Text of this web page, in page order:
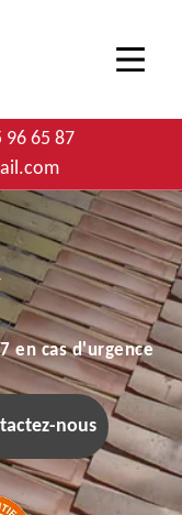
96 65 87
en cas d'urgence
nous